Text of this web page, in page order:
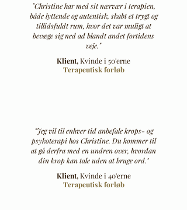
"Christine har med sit nærvær i terapien,
både lyttende og autentisk, skabt et trygt og
tillidsfuldt rum, hvor det var muligt at
bevæge sig ned ad blandt andet fortidens
veje."
Klient,Kvinde i 50'erne
Terapeutisk forløb​
"Jeg vil til enhver tid anbefale krops- og
psykoterapi hos Christine. Du kommer til
at gå derfra med en undren over, hvordan
din krop kan tale uden at bruge ord."
Klient,Kvinde i 40'erne
Terapeutisk forløb​